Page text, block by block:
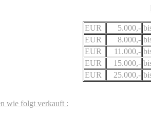
EUR 5.000,-
EUR
8.000,-
EUR
11.000,-
EUR
15.000,-
EUR
25.000,-
wie folgt verkauft :